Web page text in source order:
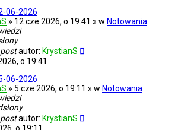
06-2026
» 12 cze 2026, o 19:41 » w Notowania
autor: KrystianS
o 19:41
06-2026
» 5 cze 2026, o 19:11 » w Notowania
autor: KrystianS